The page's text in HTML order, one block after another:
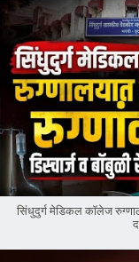
सिंधुदुर्ग मेडिकल कॉलेज